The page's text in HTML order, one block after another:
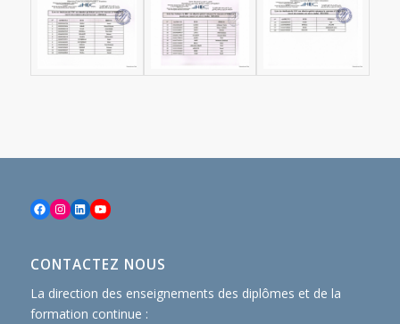
Facebook
Instagram
LinkedInYouTube
CONTACTEZ NOUS
La direction des enseignements des diplômes et de la
formation continue :